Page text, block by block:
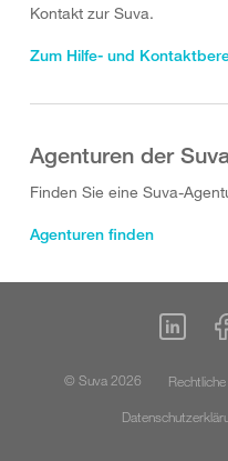
Kontakt zur Suva.
Zum Hilfe- und
Agenturen der
Finden Sie eine Suva-
Agenturen finden
© Suva 2026